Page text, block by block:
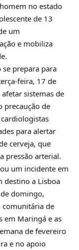
no estado
de 13
um
e mobiliza
prepara para
feira, 17 de
sistemas de
precaução de
para alertar
cerveja, que
pressão arterial.
um incidente em
destino a Lisboa
domingo,
comunitária de
em Maringá e as
de fevereiro
e no apoio